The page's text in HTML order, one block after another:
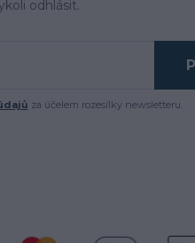
odhlásit.
za účelem rozesílky newsletteru.